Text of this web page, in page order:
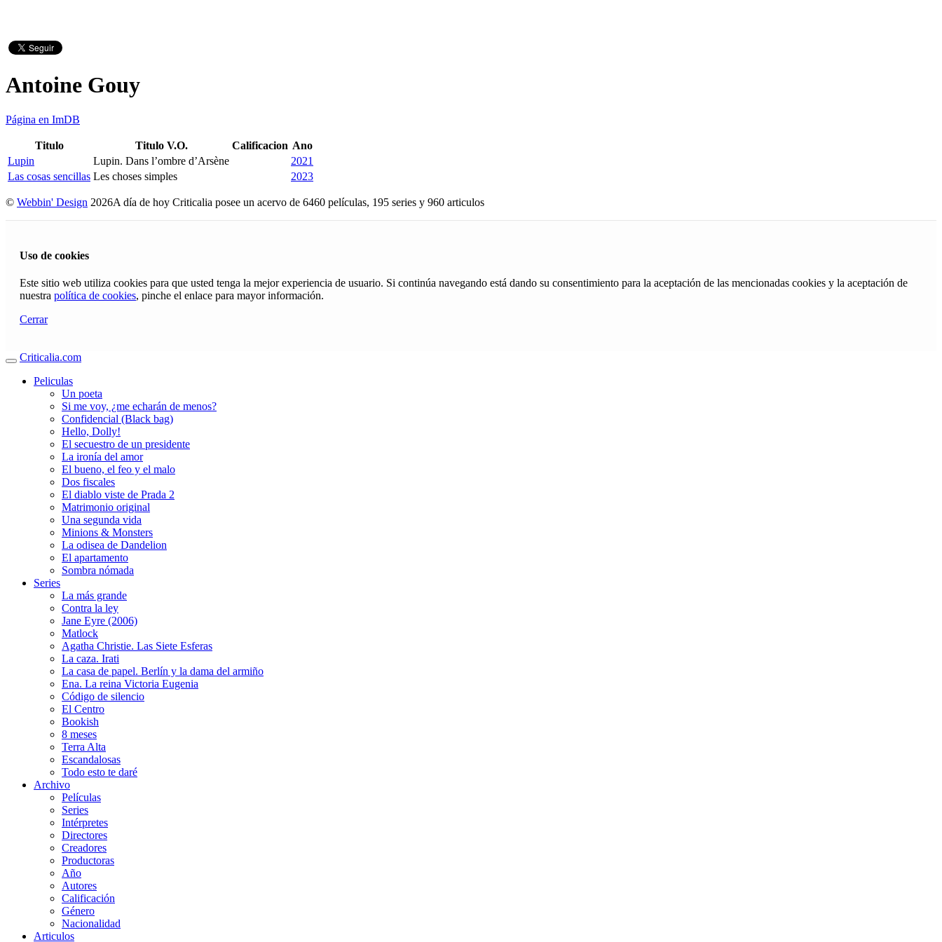
Antoine Gouy
Página en ImDB
Titulo Titulo V.O. Calificacion Ano
Lupin
Lupin. Dans l’ombre d’Arsène
2021
Las cosas sencillas Les choses simples 2023
© Webbin' Design 2026A día de hoy Criticalia posee un acervo de 6460 películas, 195 series y 960 articulos
Uso de cookies
Este sitio web utiliza cookies para que usted tenga la mejor experiencia de usuario. Si continúa navegando está dando su consentimiento para la aceptación de las mencionadas cookies y la aceptación de
nuestra política de cookies, pinche el enlace para mayor información.
Cerrar
Criticalia.com
Peliculas
Un poeta
Si me voy, ¿me echarán de menos?
Confidencial (Black bag)
Hello, Dolly!
El secuestro de un presidente
La ironía del amor
El bueno, el feo y el malo
Dos fiscales
El diablo viste de Prada 2
Matrimonio original
Una segunda vida
Minions & Monsters
La odisea de Dandelion
El apartamento
Sombra nómada
Series
La más grande
Contra la ley
Jane Eyre (2006)
Matlock
Agatha Christie. Las Siete Esferas
La caza. Irati
La casa de papel. Berlín y la dama del armiño
Ena. La reina Victoria Eugenia
Código de silencio
El Centro
Bookish
8 meses
Terra Alta
Escandalosas
Todo esto te daré
Archivo
Películas
Series
Intérpretes
Directores
Creadores
Productoras
Año
Autores
Calificación
Género
Nacionalidad
Articulos